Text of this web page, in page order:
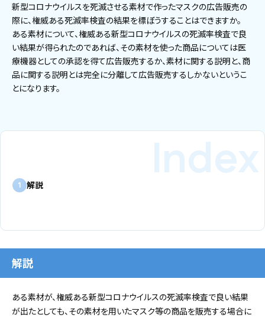
新型コロナウイルスを死滅させる素材で作ったマスクの広告販売の
際に、権威ある死滅率検査の結果を標ぼうすることはできますか。
ある素材について、権威ある新型コロナウイルスの死滅率検査で良
い結果が得られたのであれば、その素材を使った商品については医
療機器としての承認を得て広告販売するか、素材に関する説明と、商
品に関する説明とは完全に分離して広告販売するしかないというこ
とになります。
1 解説
解説
ある素材が、権威ある新型コロナウイルスの死滅率検査で良い結果
が出たとしても、その素材を用いたマスク等の商品を販売する場合に